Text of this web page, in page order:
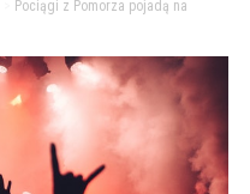
Pociągi z Pomorza pojadą na